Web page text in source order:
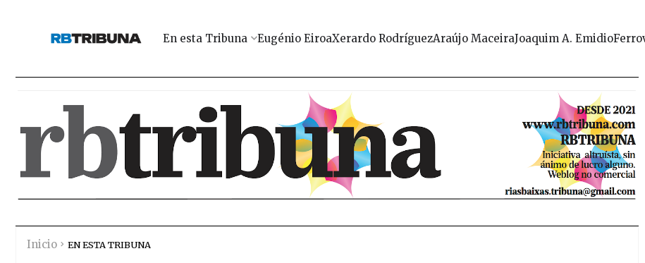
En esta Tribuna Eugénio EiroaXerardo RodríguezAraújo MaceiraJoaquim A. Emidio
Inicio EN ESTA TRIBUNA